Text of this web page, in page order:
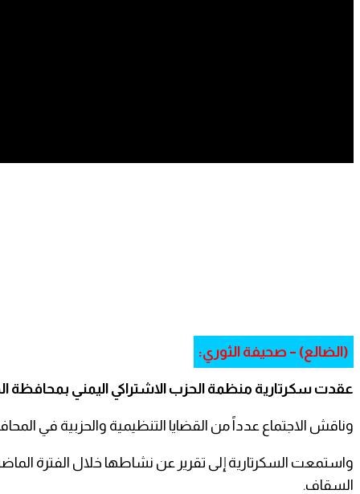
(الضالع) – صحيفة الثوري:
عقدت سكرتارية منظمة الحزب الاشتراكي اليمني بمحافظة
وناقش الاجتماع عدداً من القضايا التنظيمية والحزبية في
واستمعت السكرتارية إلى تقرير عن نشاطها خلال الفترة
السقاف.